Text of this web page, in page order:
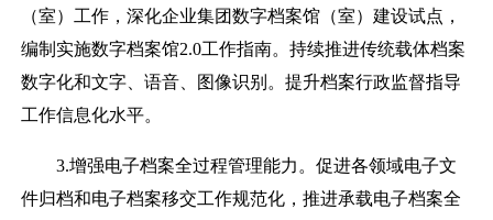
（室）工作，深化企业集团数字档案馆（室）建设试点，
编制实施数字档案馆2.0工作指南。持续推进传统载体档案
数字化和文字、语音、图像识别。提升档案行政监督指导
工作信息化水平。
3.增强电子档案全过程管理能力。促进各领域电子文
件归档和电子档案移交工作规范化，推进承载电子档案全